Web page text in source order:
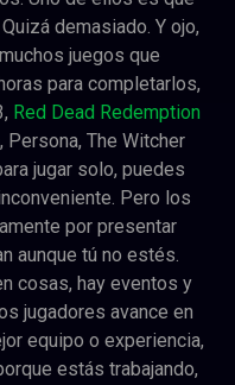
demasiado. Y ojo,
juegos que
para completarlos,
Red Dead Redemption
Persona, The Witcher
jugar solo, puedes
Pero los
por presentar
aunque tú no estés.
cosas, hay eventos y
jugadores avance en
equipo o experiencia,
estás trabajando,